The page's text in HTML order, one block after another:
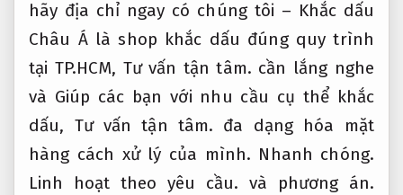
hãy địa chỉ ngay có chúng tôi – Khắc dấu
Châu Á là shop khắc dấu đúng quy trình
tại TP.HCM, Tư vấn tận tâm. cần lắng nghe
và Giúp các bạn với nhu cầu cụ thể khắc
dấu, Tư vấn tận tâm. đa dạng hóa mặt
hàng cách xử lý của mình. Nhanh chóng.
Linh hoạt theo yêu cầu. và phương án.